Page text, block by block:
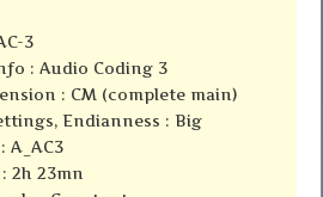
3
: Audio Coding 3
: CM (complete main)
Endianness : Big
A_AC3
2h 23mn